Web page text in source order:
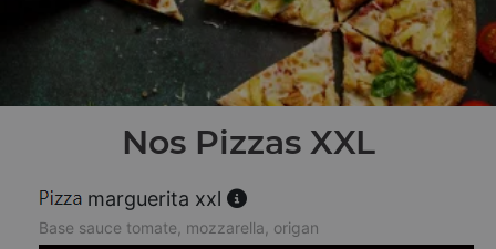
Nos Pizzas XXL
marguerita xxl
Base sauce tomate, mozzarella, origan